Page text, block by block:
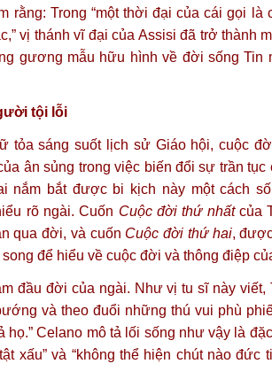
rằng: Trong “một thời đại của cái gọi là
vị thánh vĩ đại của Assisi đã trở thành
gương mẫu hữu hình về đời sống Tin
tội lỗi
tỏa sáng suốt lịch sử Giáo hội, cuộc
ân sủng trong việc biến đổi sự trần tục
nắm bắt được bi kịch này một cách
rõ ngài. Cuốn Cuộc đời thứ nhấtcủa
qua đời, và cuốn Cuộc đời thứ hai,
để hiểu về cuộc đời và thông điệp
đầu đời của ngài. Như vị tu sĩ này viết,
và theo đuổi những thú vui phù
họ.” Celano mô tả lối sống như vậy là
xấu” và “không thể hiện chút nào đức